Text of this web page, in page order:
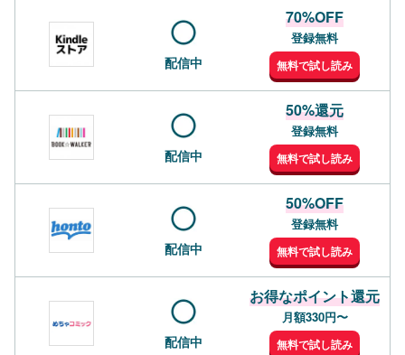
配信中
70%OFF
登録無料
無料で試し読み
配信中
50%還元
登録無料
無料で試し読み
配信中
50%OFF
登録無料
無料で試し読み
配信中
お得なポイント還元
月額330円〜
無料で試し読み